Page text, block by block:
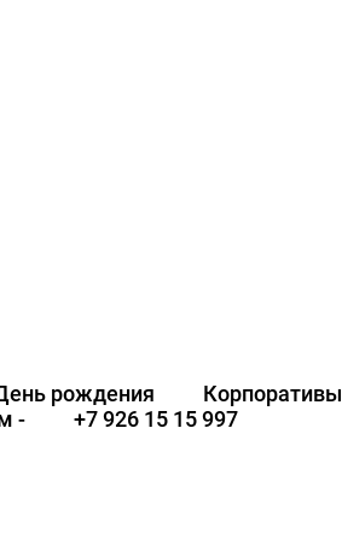
рождения
Корпоративы
-
+7 926 15 15 997